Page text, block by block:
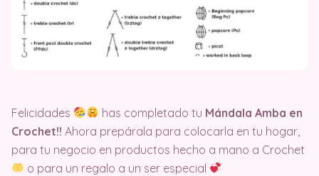
Felicidades has completado tu Mándala Amba en
Crochet!! Ahora prepárala para colocarla en tu hogar,
para tu negocio en productos hecho a mano a Crochet
o para un regalo a un ser especial